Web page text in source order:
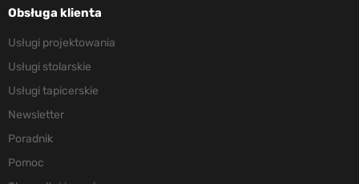
Obsługa klienta
Usługi projektowania
Usługi stolarskie
Usługi tapicerskie
Newsletter
Poradnik
Pomoc